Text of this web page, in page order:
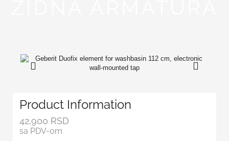
Product Information
42,900 RSD
sa PDV-om